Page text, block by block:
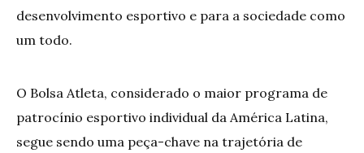
desenvolvimento esportivo e para a sociedade como
um todo.
O Bolsa Atleta, considerado o maior programa de
patrocínio esportivo individual da América Latina,
segue sendo uma peça-chave na trajetória de